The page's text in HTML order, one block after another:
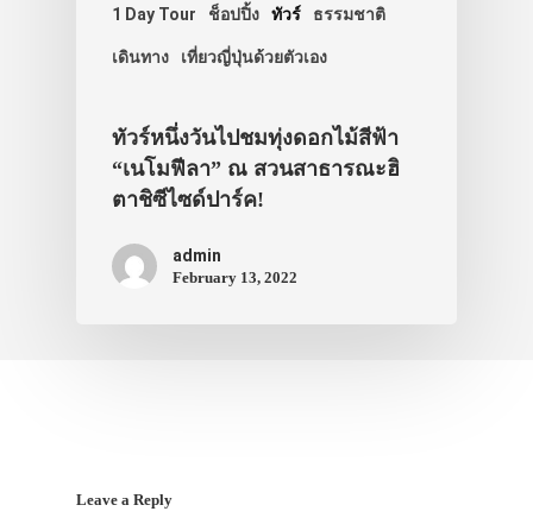
1 Day Tour ช็อปปิ้ง ทัวร์ ธรรมชาติ
เดินทาง เที่ยวญี่ปุ่นด้วยตัวเอง
ทัวร์หนึ่งวันไปชมทุ่งดอกไม้สีฟ้า
“เนโมฟีลา” ณ สวนสาธารณะฮิ
ตาชิซีไซด์ปาร์ค!
admin
February 13, 2022
Leave a Reply
ภาพประทับใจ